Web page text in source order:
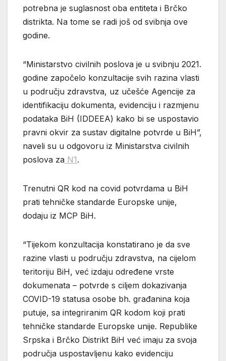
potrebna je suglasnost oba entiteta i Brčko
distrikta. Na tome se radi još od svibnja ove
godine.
“Ministarstvo civilnih poslova je u svibnju 2021.
godine započelo konzultacije svih razina vlasti
u području zdravstva, uz učešće Agencije za
identifikaciju dokumenta, evidenciju i razmjenu
podataka BiH (IDDEEA) kako bi se uspostavio
pravni okvir za sustav digitalne potvrde u BiH”,
naveli su u odgovoru iz Ministarstva civilnih
poslova za N1.
Trenutni QR kod na covid potvrdama u BiH
prati tehničke standarde Europske unije,
dodaju iz MCP BiH.
“Tijekom konzultacija konstatirano je da sve
razine vlasti u području zdravstva, na cijelom
teritoriju BiH, već izdaju određene vrste
dokumenata – potvrde s ciljem dokazivanja
COVID-19 statusa osobe bh. građanina koja
putuje, sa integriranim QR kodom koji prati
tehničke standarde Europske unije. Republike
Srpska i Brčko Distrikt BiH već imaju za svoja
područja uspostavljenu kako evidenciju